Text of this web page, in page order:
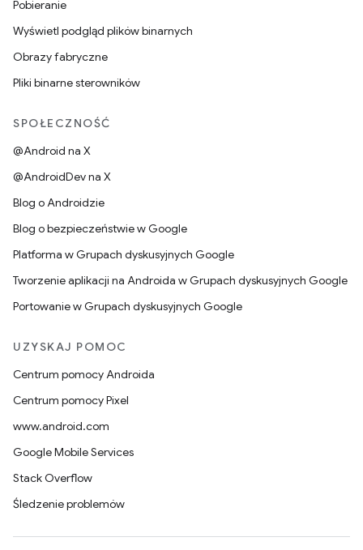
Pobieranie
Wyświetl podgląd plików binarnych
Obrazy fabryczne
Pliki binarne sterowników
SPOŁECZNOŚĆ
@Android na X
@AndroidDev na X
Blog o Androidzie
Blog o bezpieczeństwie w Google
Platforma w Grupach dyskusyjnych Google
Tworzenie aplikacji na Androida w Grupach dyskusyjnych Google
Portowanie w Grupach dyskusyjnych Google
UZYSKAJ POMOC
Centrum pomocy Androida
Centrum pomocy Pixel
www.android.com
Google Mobile Services
Stack Overflow
Śledzenie problemów